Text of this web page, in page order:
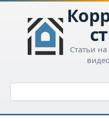
Перейти
контенту
Статьи
Поиск: